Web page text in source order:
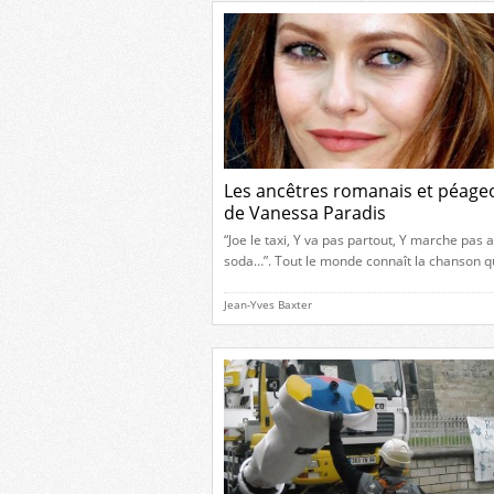
d’une longue bataille juridique entre une
association et la Ville de Romans-sur-Isère,
Les ancêtres romanais et
de Vanessa Paradis
“Joe le taxi, Y va pas partout, Y marche pas
soda…”. Tout le monde connaît la chanson
N° 1 du Top 50 pendant onze semaines et
international. En 1989, elle reçoit la Victoire
Musique de l’interprète féminine de
Jean-Yves Baxter